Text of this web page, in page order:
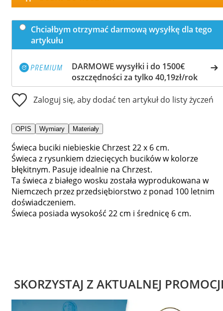
Chciałbym otrzymać darmową wysyłkę dla tego
artykułu
DARMOWE wysyłki i do 1500€
oszczędności za tylko 40,19zł/rok
Zaloguj się, aby dodać ten artykuł do listy życzeń
OPIS Wymiary Materiały
Świeca buciki niebieskie Chrzest 22 x 6 cm.
Świeca z rysunkiem dziecięcych bucików w kolorze
błękitnym. Pasuje idealnie na Chrzest.
Ta świeca z białego wosku została wyprodukowana w
Niemczech przez przedsiębiorstwo z ponad 100 letnim
doświadczeniem.
Świeca posiada wysokość 22 cm i średnicę 6 cm.
SKORZYSTAJ Z AKTUALNEJ